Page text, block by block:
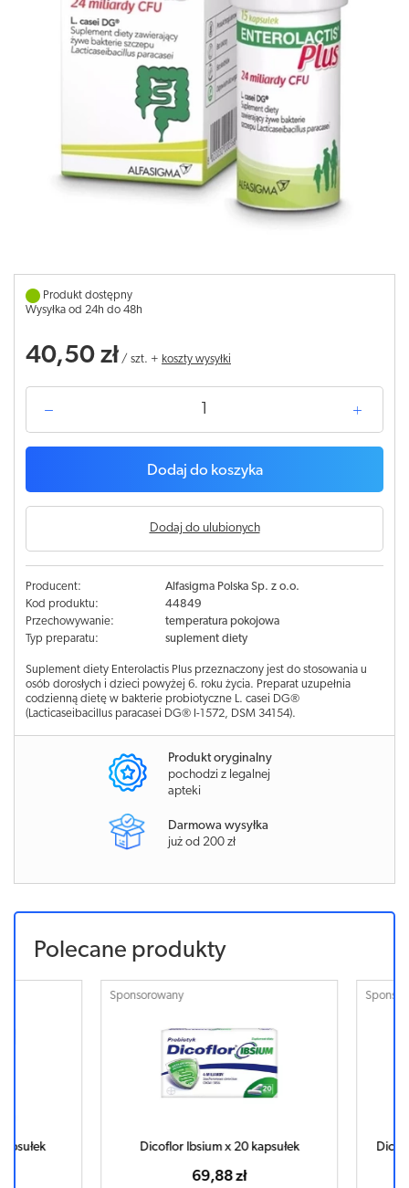
Produkt dostępny
Wysyłka od 24h do 48h
40,50 zł / szt. + koszty wysyłki
Dodaj do koszyka
Dodaj do ulubionych
Producent:
Alfasigma Polska Sp. z o.o.
Kod produktu:
44849
Przechowywanie:
temperatura pokojowa
Typ preparatu:
suplement diety
Suplement diety Enterolactis Plus przeznaczony jest do stosowania u
osób dorosłych i dzieci powyżej 6. roku życia. Preparat uzupełnia
codzienną dietę w bakterie probiotyczne L. casei DG®
(Lacticaseibacillus paracasei DG® I-1572, DSM 34154).
Produkt oryginalny
pochodzi z legalnej
apteki
Darmowa wysyłka
już od 200 zł
Polecane produkty
Sponsorowany
Dicoflor Ibsium x 20 kapsułek
69,88 zł
Dicoflor